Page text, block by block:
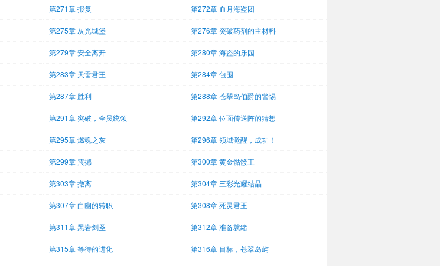
第271章 报复 第272章 血月海盗团
第275章 灰光城堡 第276章 突破药剂的主材料
第279章 安全离开 第280章 海盗的乐园
第283章 天雷君王 第284章 包围
第287章 胜利 第288章 苍翠岛伯爵的警惕
第291章 突破，全员统领 第292章 位面传送阵的猜想
第295章 燃魂之灰 第296章 领域觉醒，成功！
第299章 震撼 第300章 黄金骷髅王
第303章 撤离 第304章 三彩光耀结晶
第307章 白幽的转职 第308章 死灵君王
第311章 黑岩剑圣 第312章 准备就绪
第315章 等待的进化 第316章 目标，苍翠岛屿